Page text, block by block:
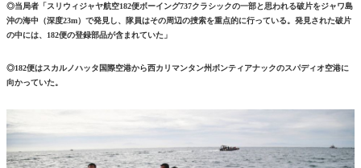
◎当局者「スリウィジャヤ航空182便ボーイング737クラシックの一部と思われる破片をジャワ島
沖の海中（深度23m）で発見し、隊員はその周辺の捜索を重点的に行っている。発見された破片
の中には、182便の登録部品が含まれていた」
◎182便はスカルノハッタ国際空港から西カリマンタン州ボンティアナックのスパディオ空港に
向かっていた。